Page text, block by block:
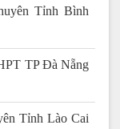
Tỉnh Bình
TP Đà Nẵng
Tỉnh Lào Cai